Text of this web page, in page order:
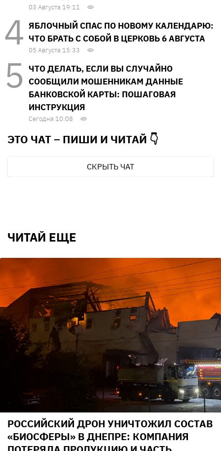
03 Августа 19:11
ЯБЛОЧНЫЙ СПАС ПО НОВОМУ КАЛЕНДАРЮ:
ЧТО БРАТЬ С СОБОЙ В ЦЕРКОВЬ 6 АВГУСТА
05 Августа 15:33
ЧТО ДЕЛАТЬ, ЕСЛИ ВЫ СЛУЧАЙНО
СООБЩИЛИ МОШЕННИКАМ ДАННЫЕ
БАНКОВСКОЙ КАРТЫ: ПОШАГОВАЯ
ИНСТРУКЦИЯ
Сегодня 10:08
ЭТО ЧАТ – ПИШИ И ЧИТАЙ 👇
СКРЫТЬ ЧАТ
ЧИТАЙ ЕЩЕ
РОССИЙСКИЙ ДРОН УНИЧТОЖИЛ СОСТАВ
«БИОСФЕРЫ» В ДНЕПРЕ: КОМПАНИЯ